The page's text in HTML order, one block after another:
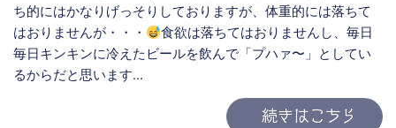
ち的にはかなりげっそりしておりますが、体重的には落ちて
はおりませんが・・・
食欲は落ちてはおりませんし、毎日
毎日キンキンに冷えたビールを飲んで「プハァ〜」としてい
るからだと思います...
続きはこちら